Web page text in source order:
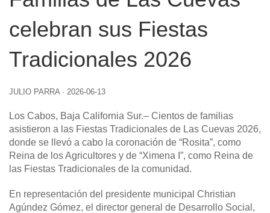
celebran sus Fiestas
Tradicionales 2026
JULIO PARRA · 2026-06-13
Los Cabos, Baja California Sur.– Cientos de familias
asistieron a las Fiestas Tradicionales de Las Cuevas 2026,
donde se llevó a cabo la coronación de “Rosita”, como
Reina de los Agricultores y de “Ximena I”, como Reina de
las Fiestas Tradicionales de la comunidad.
En representación del presidente municipal Christian
Agúndez Gómez, el director general de Desarrollo Social,